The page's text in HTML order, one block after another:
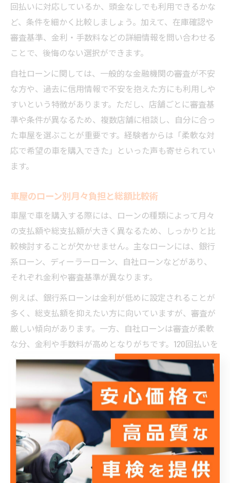
回払いに対応しているか、頭金なしでも利用できるかな
ど、条件を細かく比較しましょう。加えて、在庫確認や
審査基準、金利・手数料などの詳細情報を問い合わせる
ことで、後悔のない選択ができます。
自社ローンに関しては、一般的な金融機関の審査が不安
な方や、過去に信用情報で不安を抱えた方にも利用しや
すいという特徴があります。ただし、店舗ごとに審査基
準や条件が異なるため、複数店舗に相談し、自分に合っ
た車屋を選ぶことが重要です。経験者からは「柔軟な対
応で希望の車を購入できた」といった声も寄せられてい
ます。
車屋のローン別月々負担と総額比較術
車屋で車を購入する際には、ローンの種類によって月々
の支払額や総支払額が大きく異なるため、しっかりと比
較検討することが欠かせません。主なローンには、銀行
系ローン、ディーラーローン、自社ローンなどがあり、
それぞれ金利や審査基準が異なります。
例えば、銀行系ローンは金利が低めに設定されることが
多く、総支払額を抑えたい方に向いていますが、審査が
厳しい傾向があります。一方、自社ローンは審査が柔軟
な分、金利や手数料が高めとなりがちです。120回払いを
選択する場合、月々の負担は抑えられるものの、支払期
間が長いため総額が増えるリスクがある点に注意が必要
実際の比較方法としては、各ローンのシミュレーション
を行い、金利や手数料、総支払額を一覧化してみましょ
う。車屋によっては無料で見積もりやシミュレーション
を提供しているので、複数のパターンで比較することを
おすすめします。特に初心者の方は、担当者と一緒に条